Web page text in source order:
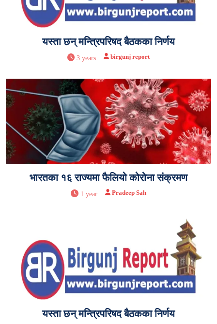
यस्ता छन् मन्त्रिपरिषद बैठकका निर्णय
3 years birgunj report
भारतका १६ राज्यमा फैलियो कोरोना संक्रमण
1 year Pradeep Sah
यस्ता छन् मन्त्रिपरिषद बैठकका निर्णय